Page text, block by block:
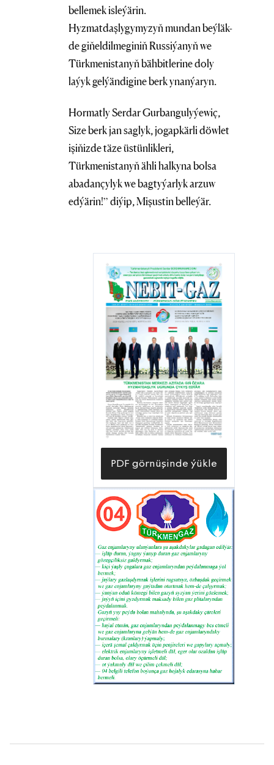
bellemek isleýärin.
Hyzmatdaşlygymyzyň mundan beýläk-
de giňeldilmeginiň Russiýanyň we
Türkmenistanyň bähbitlerine doly
laýyk gelýändigine berk ynanýaryn.
Hormatly Serdar Gurbangulyýewiç,
Size berk jan saglyk, jogapkärli döwlet
işiňizde täze üstünlikleri,
Türkmenistanyň ähli halkyna bolsa
abadançylyk we bagtyýarlyk arzuw
edýärin!” diýip, Mişustin belleýär.
PDF görnüşinde ýükle